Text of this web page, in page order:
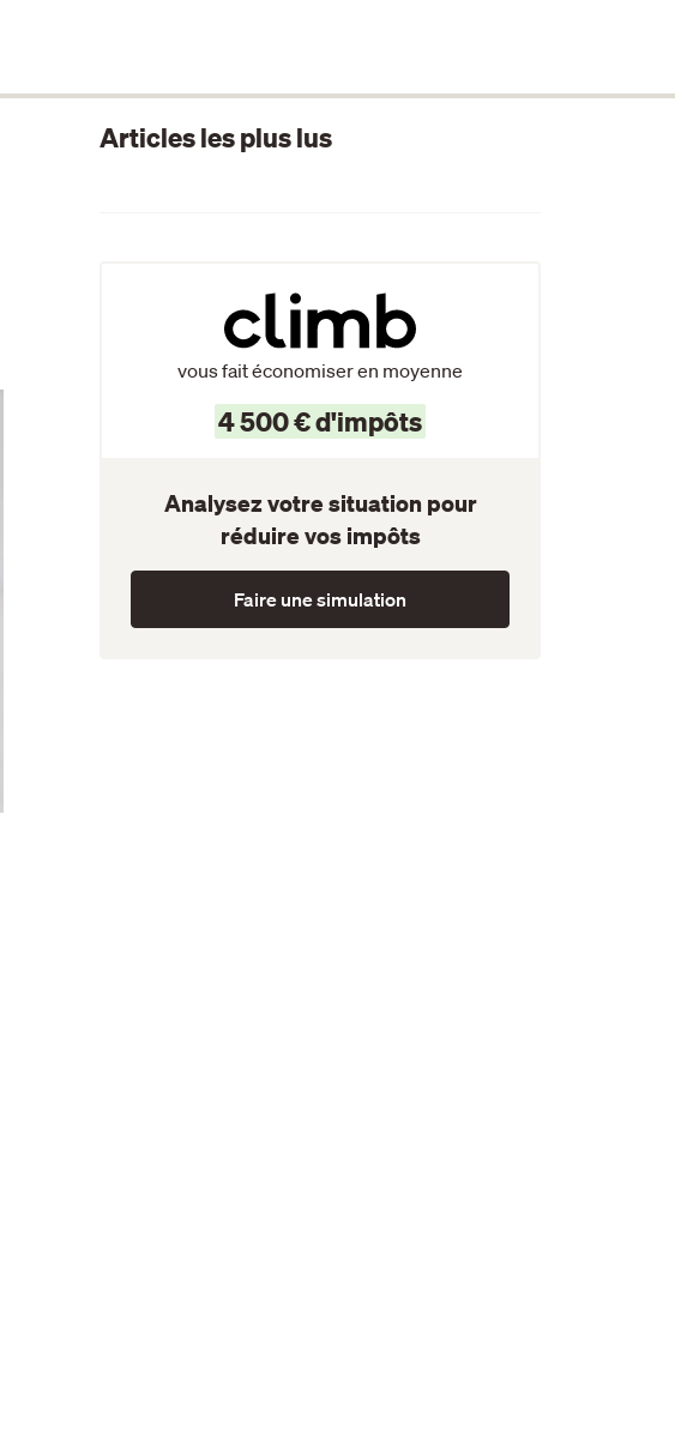
Articles les plus lus
vous fait économiser en moyenne
4 500 € d'impôts
Analysez votre situation pour
réduire vos impôts
Faire une simulation